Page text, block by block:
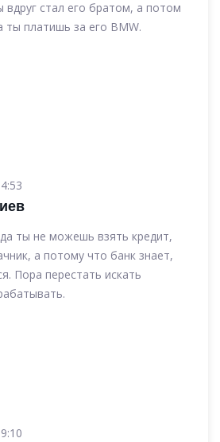
вдруг стал его братом, а потом
ты платишь за его BMW.
ты не можешь взять кредит,
а потому что банк знает,
Пора перестать искать